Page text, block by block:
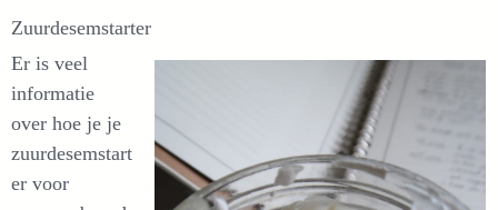
Zuurdesemstarter
Er is veel
informatie
over hoe je je
zuurdesemstart
er voor